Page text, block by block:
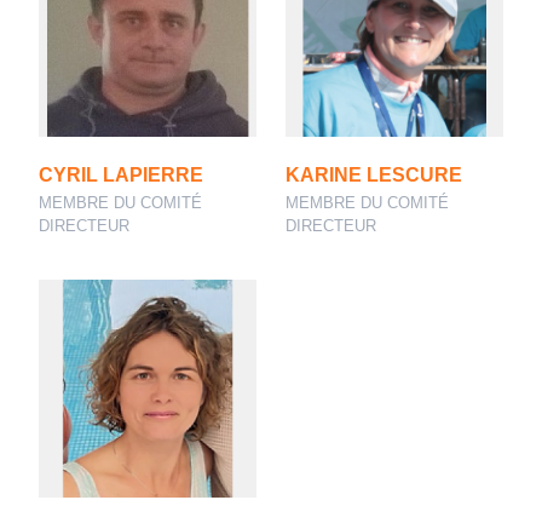
CYRIL LAPIERRE
MEMBRE DU COMITÉ
DIRECTEUR
KARINE LESCURE
MEMBRE DU COMITÉ
DIRECTEUR